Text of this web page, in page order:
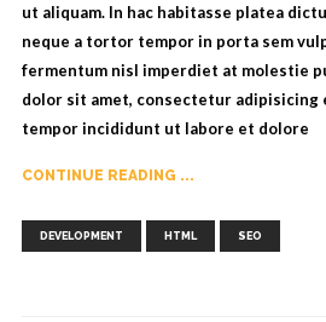
ut aliquam. In hac habitasse platea
neque a tortor tempor in porta sem
fermentum nisl imperdiet at molestie
dolor sit amet, consectetur adipisicing
tempor incididunt ut labore et dolore
CONTINUE READING ...
DEVELOPMENT HTML SEO